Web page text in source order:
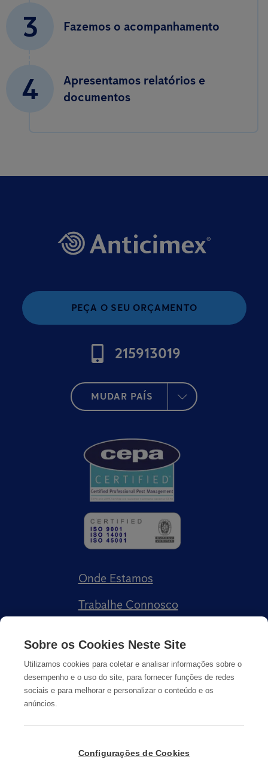
3 Fazemos o acompanhamento
4
Apresentamos relatórios e
documentos
PEÇA O SEU ORÇAMENTO
215913019
MUDAR PAÍS
Onde Estamos
Trabalhe Connosco
Informação Legal
Sobre os Cookies Neste Site
Utilizamos cookies para coletar e analisar informações sobre o
desempenho e o uso do site, para fornecer funções de redes
sociais e para melhorar e personalizar o conteúdo e os
anúncios.
Configurações de Cookies